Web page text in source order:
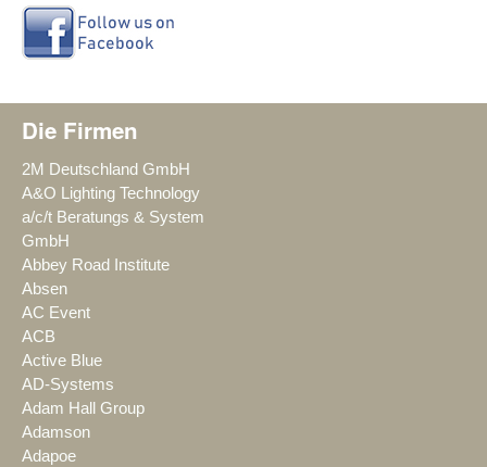
Die Firmen
2M Deutschland GmbH
A&O Lighting Technology
a/c/t Beratungs & System
GmbH
Abbey Road Institute
Absen
AC Event
ACB
Active Blue
AD-Systems
Adam Hall Group
Adamson
Adapoe